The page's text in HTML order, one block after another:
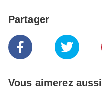
Partager
Vous aimerez aussi